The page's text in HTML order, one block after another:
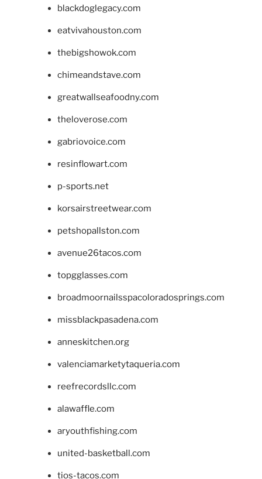
blackdoglegacy.com
eatvivahouston.com
thebigshowok.com
chimeandstave.com
greatwallseafoodny.com
theloverose.com
gabriovoice.com
resinflowart.com
p-sports.net
korsairstreetwear.com
petshopallston.com
avenue26tacos.com
topgglasses.com
broadmoornailsspacoloradosprings.com
missblackpasadena.com
anneskitchen.org
valenciamarketytaqueria.com
reefrecordsllc.com
alawaffle.com
aryouthfishing.com
united-basketball.com
tios-tacos.com